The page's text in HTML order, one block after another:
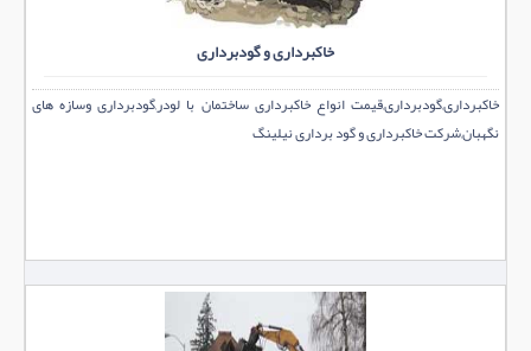
خاکبرداری و گودبرداری
خاکبرداری,گودبرداری,قیمت انواع خاکبرداری ساختمان با لودر,گودبرداری وسازه های
نگهبان,شرکت خاکبرداری و گود برداری نیلینگ